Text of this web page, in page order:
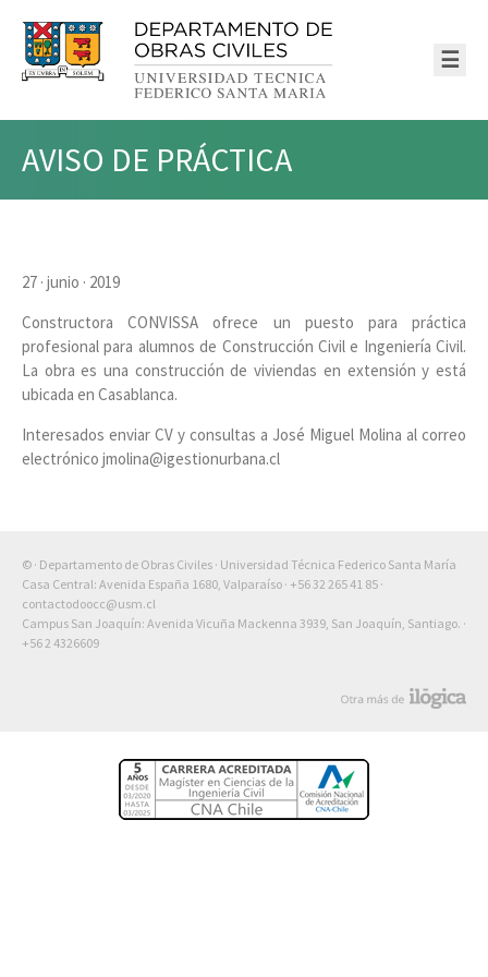
☰
AVISO DE PRÁCTICA
27 · junio · 2019
Constructora CONVISSA ofrece un puesto para práctica
profesional para alumnos de Construcción Civil e Ingeniería Civil.
La obra es una construcción de viviendas en extensión y está
ubicada en Casablanca.
Interesados enviar CV y consultas a José Miguel Molina al correo
electrónico jmolina@igestionurbana.cl
© · Departamento de Obras Civiles · Universidad Técnica Federico Santa María
Casa Central: Avenida España 1680, Valparaíso · +56 32 265 41 85 ·
contactodoocc@usm.cl
Campus San Joaquín: Avenida Vicuña Mackenna 3939, San Joaquín, Santiago. ·
+56 2 4326609